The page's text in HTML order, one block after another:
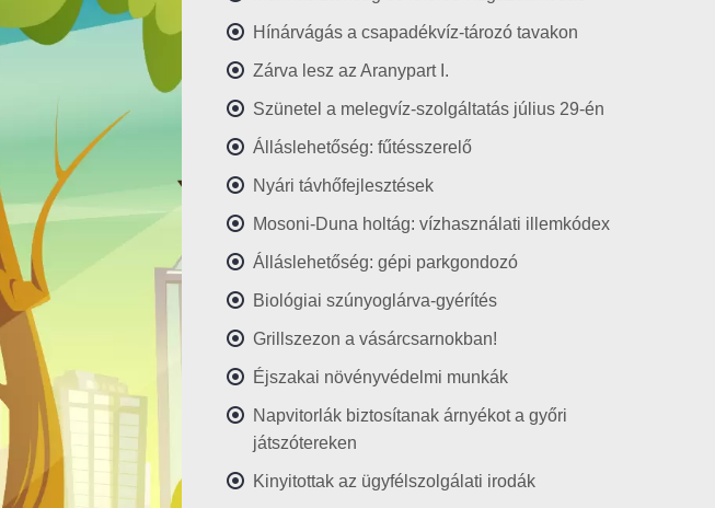
Hínárvágás a csapadékvíz-tározó tavakon
Zárva lesz az Aranypart I.
Szünetel a melegvíz-szolgáltatás július 29-én
Álláslehetőség: fűtésszerelő
Nyári távhőfejlesztések
Mosoni-Duna holtág: vízhasználati illemkódex
Álláslehetőség: gépi parkgondozó
Biológiai szúnyoglárva-gyérítés
Grillszezon a vásárcsarnokban!
Éjszakai növényvédelmi munkák
Napvitorlák biztosítanak árnyékot a győri
játszótereken
Kinyitottak az ügyfélszolgálati irodák